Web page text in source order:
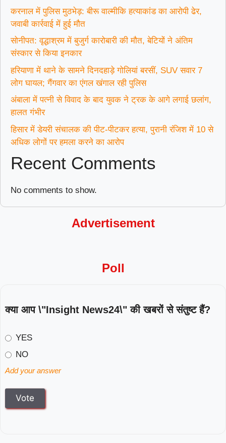
करनाल में पुलिस मुठभेड़: बीरू वाल्मीकि हत्याकांड का आरोपी ढेर,
जवाबी कार्रवाई में हुई मौत
सोनीपत: वृद्धाश्रम में बुजुर्ग कारोबारी की मौत, बेटियों ने अंतिम
संस्कार से किया इनकार
हरियाणा में थाने के सामने दिनदहाड़े गोलियां बरसीं, SUV सवार 7
लोग घायल; गैंगवार का एंगल खंगाल रही पुलिस
अंबाला में पत्नी से विवाद के बाद युवक ने ट्रक के आगे लगाई छलांग,
हालत गंभीर
हिसार में डेयरी संचालक की पीट-पीटकर हत्या, पुरानी रंजिश में 10 से
अधिक लोगों पर हमला करने का आरोप
Recent Comments
No comments to show.
Advertisement
Poll
क्या आप \"Insight News24\" की खबरों से संतुष्ट हैं?
YES
NO
Add your answer